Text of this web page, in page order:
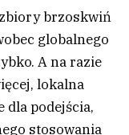
brzoskwiń
globalnego
A na razie
lokalna
dla podejścia,
stosowania